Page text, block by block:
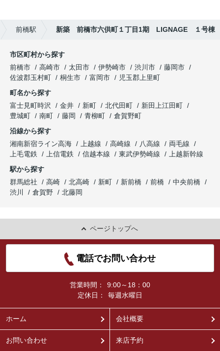
前橋駅 新築 前橋市六供町１丁目1期 LIGNAGE １号棟
市区町村から探す
前橋市
高崎市 太田市 伊勢崎市 渋川市
藤岡市
佐波郡玉村町
桐生市 富岡市
児玉郡上里町
町名から探す
富士見町時沢
金井 新町 北代田町
新田上江田町
豊城町
南町 藤岡 青柳町
倉賀野町
沿線から探す
湘南新宿ライン高海
上越線 高崎線 八高線
両毛線
上毛電鉄
上信電鉄 信越本線 東武伊勢崎線
上越新幹線
駅から探す
群馬総社
高崎 北高崎 新町 新前橋 前橋
中央前橋
渋川
倉賀野 北藤岡
ページトップへ
電話でお問い合わせ
営業時間：
9:00～18：00
定休日：
毎週水曜日
ホーム 会社概要
お問い合わせ 来店予約